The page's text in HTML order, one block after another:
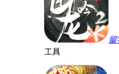
工具